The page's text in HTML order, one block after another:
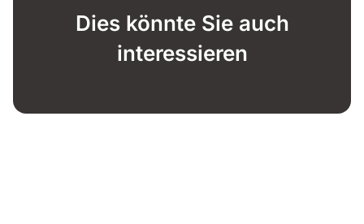
Dies könnte Sie auch
interessieren